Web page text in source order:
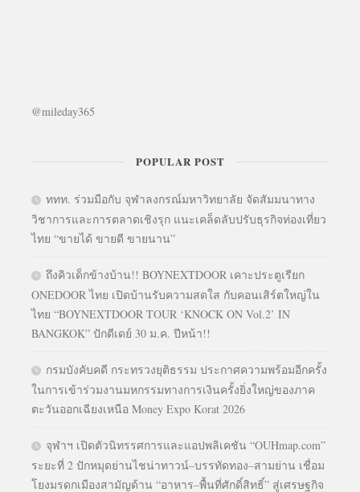
@mileday365
POPULAR POST
ททท. ร่วมมือกับ จุฬาลงกรณ์มหาวิทยาลัย จัดสัมมนาทาง
วิชาการและการตลาดเชิงรุก แนะเคล็ดลับปรับธุรกิจท่องเที่ยว
ไทย “ขายได้ ขายดี ขายนาน”
ถึงคิวเด็กข้างบ้าน!! BOYNEXTDOOR เคาะประตูเรียก
ONEDOOR ไทย เปิดบ้านรับความสดใส กับคอนเสิร์ตใหญ่ใน
ไทย “BOYNEXTDOOR TOUR ‘KNOCK ON Vol.2’ IN
BANGKOK” ปักดีเดย์ 30 ม.ค. ปีหน้า!!
กรมบังคับคดี กระทรวงยุติธรรม ประกาศความพร้อมอีกครั้ง
ในการเข้าร่วมงานมหกรรมทางการเงินครั้งยิ่งใหญ่ของภาค
ตะวันออกเฉียงเหนือ Money Expo Korat 2026
จุฬาฯ เปิดตัวนิทรรศการและแอปพลิเคชัน “OUHmap.com”
ระยะที่ 2 ปักหมุดย่านไชน่าทาวน์–บรรทัดทอง–สามย่าน เชื่อม
โยงมรดกเมืองสามัญด้าน “อาหาร–พื้นที่ศักดิ์สิทธิ์” สู่เศรษฐกิจ